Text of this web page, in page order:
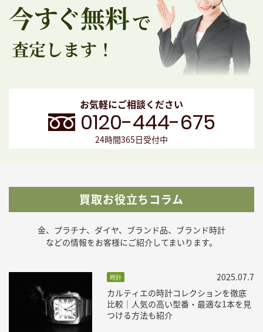
お気軽にご相談ください
0120-444-675
24時間365日受付中
買取お役立ちコラム
金、プラチナ、ダイヤ、ブランド品、ブランド時計
などの情報をお客様にご紹介してまいります。
時計
カルティエの時計コレクションを徹底
比較｜人気の高い型番・最適な1本を見
つける方法も紹介
2025.07.7